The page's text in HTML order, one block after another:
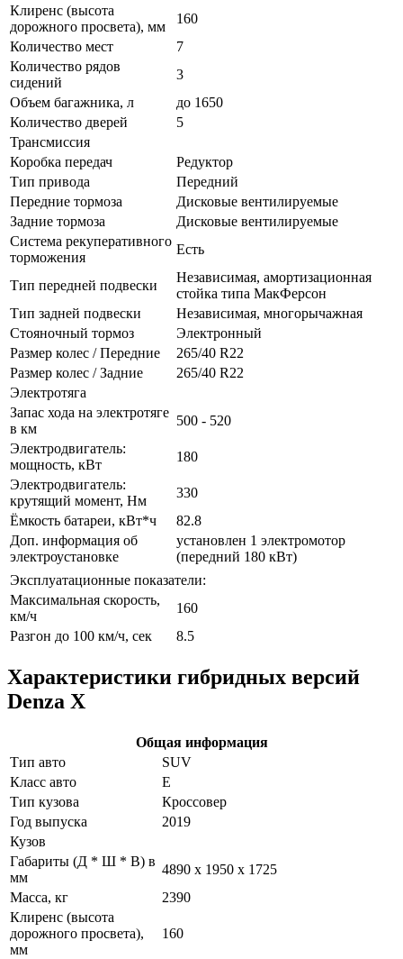
Клиренс (высота
дорожного просвета), мм
160
Количество мест
7
Количество рядов
сидений
3
Объем багажника, л
до 1650
Количество дверей
5
Трансмиссия
Коробка передач
Редуктор
Тип привода
Передний
Передние тормоза
Дисковые вентилируемые
Задние тормоза
Дисковые вентилируемые
Система рекуперативного
торможения
Есть
Тип передней подвески
Независимая, амортизационная
стойка типа МакФерсон
Тип задней подвески
Независимая, многорычажная
Стояночный тормоз
Электронный
Размер колес / Передние
265/40 R22
Размер колес / Задние
265/40 R22
Электротяга
Запас хода на электротяге
в км
500 - 520
Электродвигатель:
мощность, кВт
180
Электродвигатель:
крутящий момент, Нм
330
Ёмкость батареи, кВт*ч
82.8
Доп. информация об
электроустановке
установлен 1 электромотор
(передний 180 кВт)
Эксплуатационные показатели:
Максимальная скорость,
км/ч
160
Разгон до 100 км/ч, сек
8.5
Характеристики гибридных версий
Denza X
Общая информация
Тип авто
SUV
Класс авто
E
Тип кузова
Кроссовер
Год выпуска
2019
Кузов
Габариты (Д * Ш * В) в
мм
4890 x 1950 x 1725
Масса, кг
2390
Клиренс (высота
дорожного просвета),
мм
160